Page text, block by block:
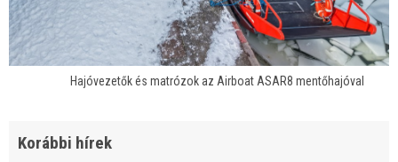
Hajóvezetők és matrózok az Airboat ASAR8 mentőhajóval
Korábbi hírek